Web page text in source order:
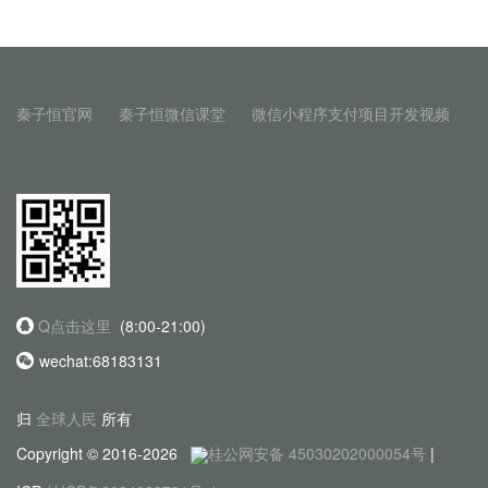
秦子恒官网 秦子恒微信课堂 微信小程序支付项目开发视频
Q点击这里 (8:00-21:00)
wechat:68183131
归 全球人民 所有
Copyright © 2016-2026
桂公网安备 45030202000054号 |